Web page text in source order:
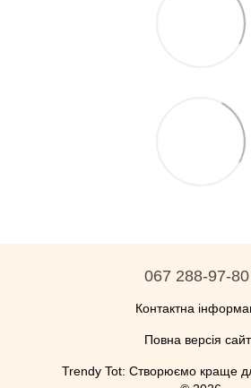
067 288-97-80
Контактна
Повна версія
Trendy Tot: Створюємо краще